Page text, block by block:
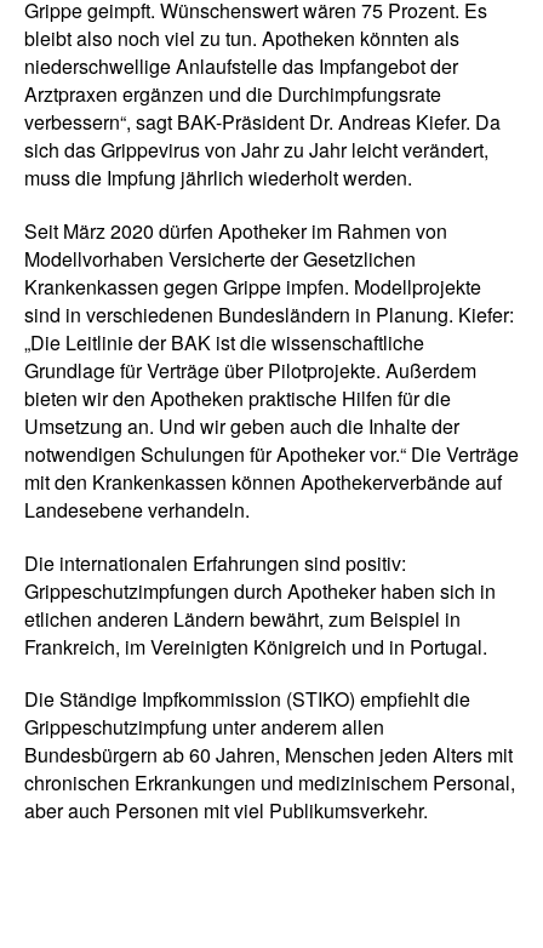
Grippe geimpft. Wünschenswert wären 75 Prozent. Es
bleibt also noch viel zu tun. Apotheken könnten als
niederschwellige Anlaufstelle das Impfangebot der
Arztpraxen ergänzen und die Durchimpfungsrate
verbessern“, sagt BAK-Präsident Dr. Andreas Kiefer. Da
sich das Grippevirus von Jahr zu Jahr leicht verändert,
muss die Impfung jährlich wiederholt werden.
Seit März 2020 dürfen Apotheker im Rahmen von
Modellvorhaben Versicherte der Gesetzlichen
Krankenkassen gegen Grippe impfen. Modellprojekte
sind in verschiedenen Bundesländern in Planung. Kiefer:
„Die Leitlinie der BAK ist die wissenschaftliche
Grundlage für Verträge über Pilotprojekte. Außerdem
bieten wir den Apotheken praktische Hilfen für die
Umsetzung an. Und wir geben auch die Inhalte der
notwendigen Schulungen für Apotheker vor.“ Die Verträge
mit den Krankenkassen können Apothekerverbände auf
Landesebene verhandeln.
Die internationalen Erfahrungen sind positiv:
Grippeschutzimpfungen durch Apotheker haben sich in
etlichen anderen Ländern bewährt, zum Beispiel in
Frankreich, im Vereinigten Königreich und in Portugal.
Die Ständige Impfkommission (STIKO) empfiehlt die
Grippeschutzimpfung unter anderem allen
Bundesbürgern ab 60 Jahren, Menschen jeden Alters mit
chronischen Erkrankungen und medizinischem Personal,
aber auch Personen mit viel Publikumsverkehr.